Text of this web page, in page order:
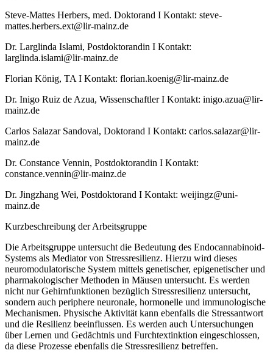
Steve-Mattes Herbers, med. Doktorand I Kontakt: steve-
mattes.herbers.ext@lir-mainz.de
Dr. Larglinda Islami, Postdoktorandin I Kontakt:
larglinda.islami@lir-mainz.de
Florian König, TA I Kontakt: florian.koenig@lir-mainz.de
Dr. Inigo Ruiz de Azua, Wissenschaftler I Kontakt: inigo.azua@lir-
mainz.de
Carlos Salazar Sandoval, Doktorand I Kontakt: carlos.salazar@lir-
mainz.de
Dr. Constance Vennin, Postdoktorandin I Kontakt:
constance.vennin@lir-mainz.de
Dr. Jingzhang Wei, Postdoktorand I Kontakt: weijingz@uni-
mainz.de
Kurzbeschreibung der Arbeitsgruppe
Die Arbeitsgruppe untersucht die Bedeutung des Endocannabinoid-
Systems als Mediator von Stressresilienz. Hierzu wird dieses
neuromodulatorische System mittels genetischer, epigenetischer und
pharmakologischer Methoden in Mäusen untersucht. Es werden
nicht nur Gehirnfunktionen bezüglich Stressresilienz untersucht,
sondern auch periphere neuronale, hormonelle und immunologische
Mechanismen. Physische Aktivität kann ebenfalls die Stressantwort
und die Resilienz beeinflussen. Es werden auch Untersuchungen
über Lernen und Gedächtnis und Furchtextinktion eingeschlossen,
da diese Prozesse ebenfalls die Stressresilienz betreffen.